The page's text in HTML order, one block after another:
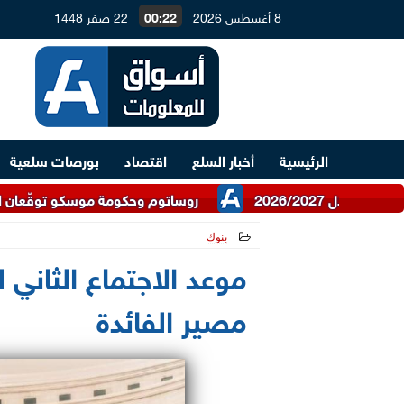
8 أغسطس 2026 00:22 22 صفر 1448
الرئيسية أخبار السلع اقتصاد
بورصات سلعية
روساتوم وحكومة موسكو توقّعان اتفاقية
بنوك
موعد الاجتماع
مصير الفائدة